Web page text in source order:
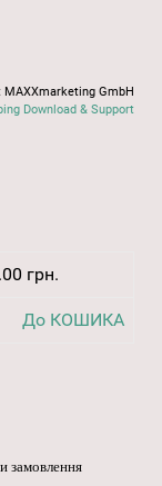
MAXXmarketing GmbH
Download & Support
грн.
До КОШИКА
замовлення